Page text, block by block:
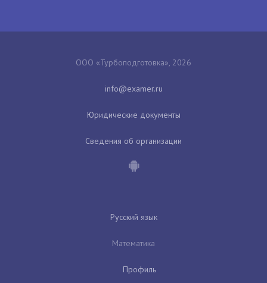
ООО «Турбоподготовка», 2026
Юридические документы
Сведения об организации
Русский язык
Математика
Профиль